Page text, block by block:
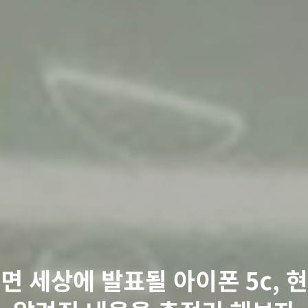
세상에 발표될 아이폰 5c,